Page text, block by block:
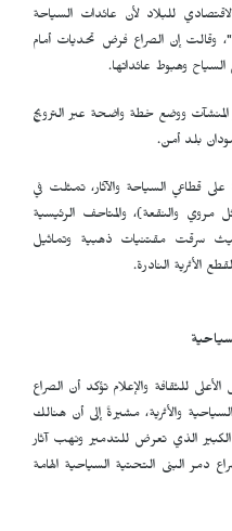
للبلاد لأن عائدات السياحة
وقالت إن الصراع فرض تحديات أمام
السياح وهبوط عائداتها.
ووضع خطة واضحة عبر الترويج
بلد أمن.
قطاعي السياحة والآثار، تمثلت في
والنقعة)، والمتاحف الرئيسية
سرقت مقتنيات ذهبية وتماثيل
الأثرية النادرة.
للثقافة والإعلام تؤكد أن الصراع
والأثرية، مشيرةً إلى أن هنالك
الذي تعرض للتدمير ونهب آثار
دمر البنى التحتية السياحية الهامة